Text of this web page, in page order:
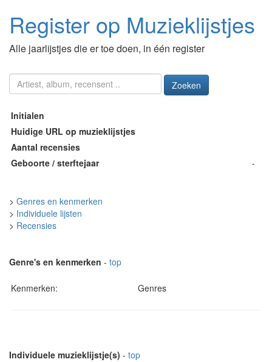
Register op Muzieklijstjes
Alle jaarlijstjes die er toe doen, in één register
Zoeken
Initialen
Huidige URL op muzieklijstjes
Aantal recensies
Geboorte / sterftejaar
-
> Genres en kenmerken
> Individuele lijsten
> Recensies
Genre's en kenmerken - top
Kenmerken: Genres
Individuele muzieklijstje(s) - top